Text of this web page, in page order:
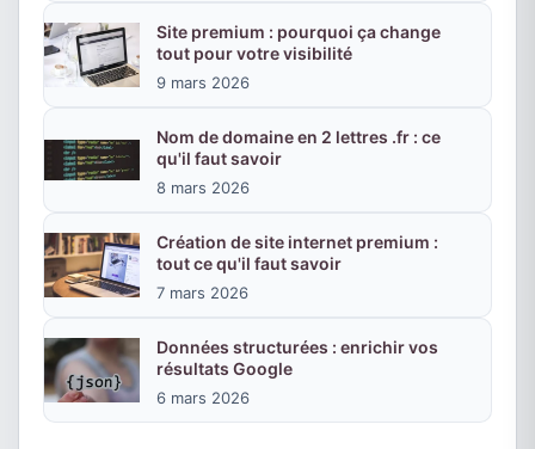
Site premium : pourquoi ça change
tout pour votre visibilité
9 mars 2026
Nom de domaine en 2 lettres .fr : ce
qu'il faut savoir
8 mars 2026
Création de site internet premium :
tout ce qu'il faut savoir
7 mars 2026
Données structurées : enrichir vos
résultats Google
6 mars 2026